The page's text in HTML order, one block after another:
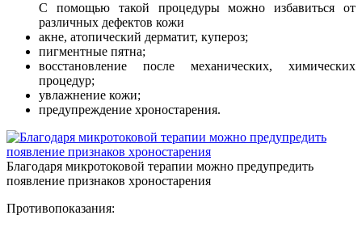
С помощью такой процедуры можно избавиться от
различных дефектов кожи
акне, атопический дерматит, купероз;
пигментные пятна;
восстановление после механических, химических
процедур;
увлажнение кожи;
предупреждение хроностарения.
Благодаря микротоковой терапии можно предупредить
появление признаков хроностарения
Противопоказания: